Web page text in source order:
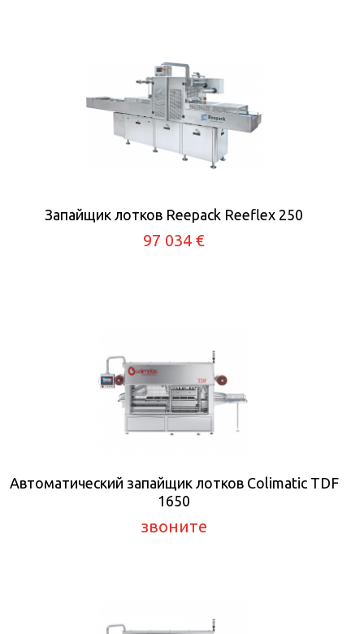
Запайщик лотков Reepack Reeflex 250
97 034 €
Автоматический запайщик лотков Colimatic TDF
1650
звоните